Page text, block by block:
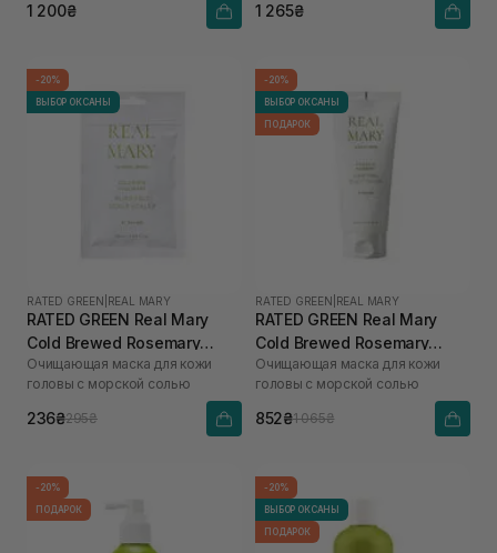
1 200₴ 1 265₴
-20%
ВЫБОР ОКСАНЫ
RATED GREEN REAL MARY
RATED GREEN Real Mary
Cold Brewed Rosemary
Purifyng Scalp Scaler 50 мл
Очищающая маска для кожи
головы с морской солью
236₴295₴
-20%
ВЫБОР ОКСАНЫ
ПОДАРОК
RATED GREEN REAL MARY
RATED GREEN Real Mary
Cold Brewed Rosemary
Purifyng Scalp Scaler 200
мл
Очищающая маска для кожи
головы с морской солью
852₴1 065₴
-20%
ПОДАРОК
-20%
ВЫБОР ОКСАНЫ
ПОДАРОК